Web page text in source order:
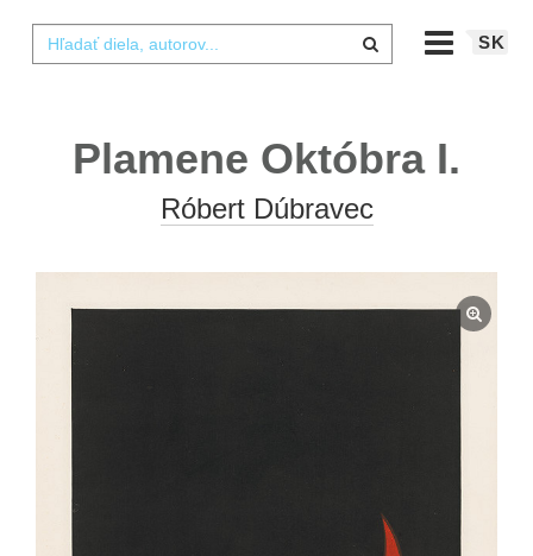
SK
Plamene Októbra I.
Róbert Dúbravec